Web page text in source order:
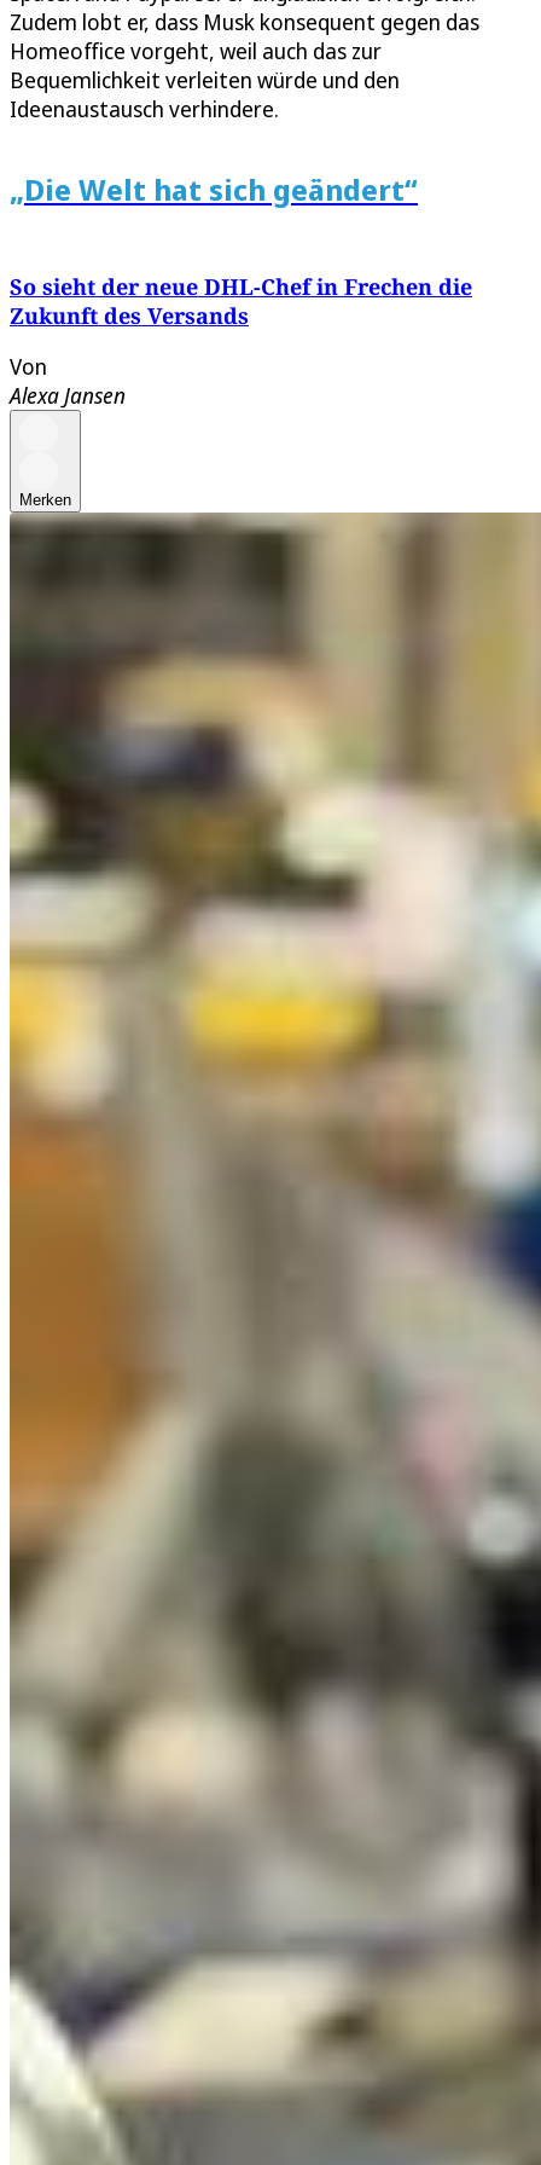
Zudem lobt er, dass Musk konsequent gegen das
Homeoffice vorgeht, weil auch das zur
Bequemlichkeit verleiten würde und den
Ideenaustausch verhindere.
„Die Welt hat sich geändert“
So sieht der neue DHL-Chef in Frechen die
Zukunft des Versands
Von
Alexa Jansen
Merken